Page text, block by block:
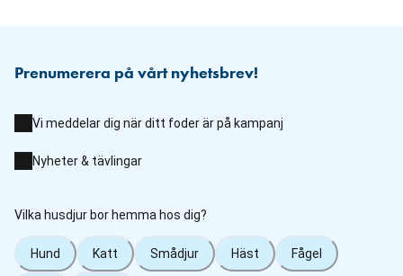
Prenumerera på vårt nyhetsbrev!
Vi meddelar dig när ditt foder är på kampanj
Nyheter & tävlingar
Vilka husdjur bor hemma hos dig?
Hund Katt Smådjur Häst Fågel